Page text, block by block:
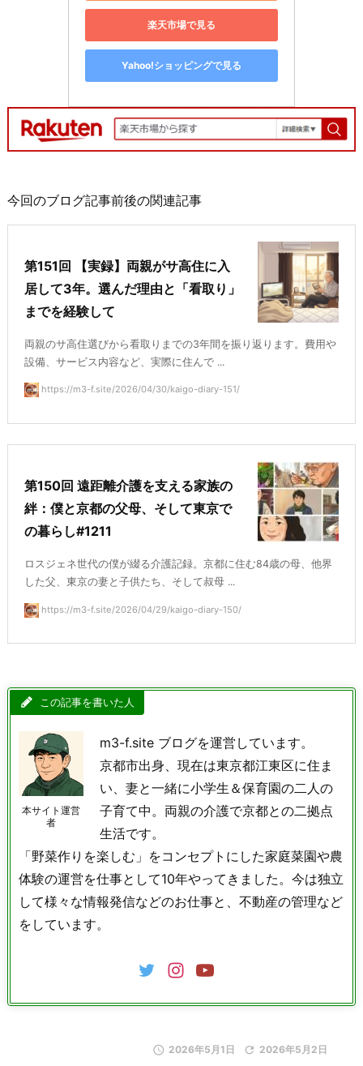
楽天市場で見る
Yahoo!ショッピングで見る
今回のブログ記事前後の関連記事
第151回 【実録】両親がサ高住に入
居して3年。選んだ理由と「看取り」
までを経験して
両親のサ高住選びから看取りまでの3年間を振り返ります。費用や
設備、サービス内容など、実際に住んで ...
https://m3-f.site/2026/04/30/kaigo-diary-151/
第150回 遠距離介護を支える家族の
絆：僕と京都の父母、そして東京で
の暮らし#1211
ロスジェネ世代の僕が綴る介護記録。京都に住む84歳の母、他界
した父、東京の妻と子供たち、そして叔母 ...
https://m3-f.site/2026/04/29/kaigo-diary-150/
この記事を書いた人
本サイト運営
者
m3-f.site ブログを運営しています。
京都市出身、現在は東京都江東区に住ま
い、妻と一緒に小学生＆保育園の二人の
子育て中。両親の介護で京都との二拠点
生活です。
「野菜作りを楽しむ」をコンセプトにした家庭菜園や農
体験の運営を仕事として10年やってきました。今は独立
して様々な情報発信などのお仕事と、不動産の管理など
をしています。
 2026年5月1日  2026年5月2日